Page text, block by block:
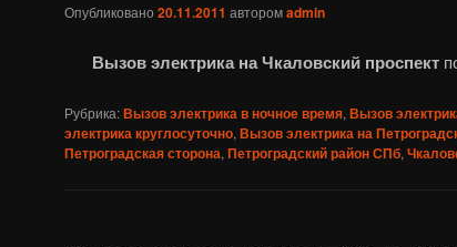
Опубликовано 20.11.2011 авторомadmin
Вызов электрика на Чкаловский проспект
Рубрика:Вызов электрика в ночное время, Вызов
электрика круглосуточно, Вызов электрика на
Петроградская сторона, Петроградский район СПб,